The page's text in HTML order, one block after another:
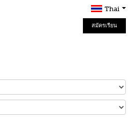
Thai
สมัครเรียน
Online